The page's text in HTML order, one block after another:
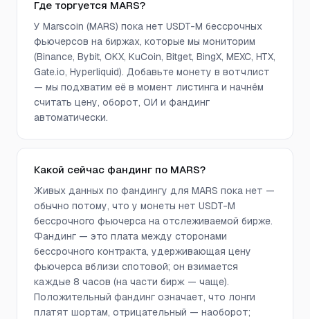
Где торгуется MARS?
У Marscoin (MARS) пока нет USDT-M бессрочных
фьючерсов на биржах, которые мы мониторим
(Binance, Bybit, OKX, KuCoin, Bitget, BingX, MEXC, HTX,
Gate.io, Hyperliquid). Добавьте монету в вотчлист
— мы подхватим её в момент листинга и начнём
считать цену, оборот, ОИ и фандинг
автоматически.
Какой сейчас фандинг по MARS?
Живых данных по фандингу для MARS пока нет —
обычно потому, что у монеты нет USDT-M
бессрочного фьючерса на отслеживаемой бирже.
Фандинг — это плата между сторонами
бессрочного контракта, удерживающая цену
фьючерса вблизи спотовой; он взимается
каждые 8 часов (на части бирж — чаще).
Положительный фандинг означает, что лонги
платят шортам, отрицательный — наоборот;